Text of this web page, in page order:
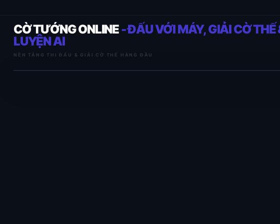
CỜ TƯỚNG ONLINE- ĐẤU VỚI MÁY, GIẢI CỜ THẾ
LUYỆN AI
NỀN TẢNG THI ĐẤU & GIẢI CỜ THẾ HÀNG ĐẦU